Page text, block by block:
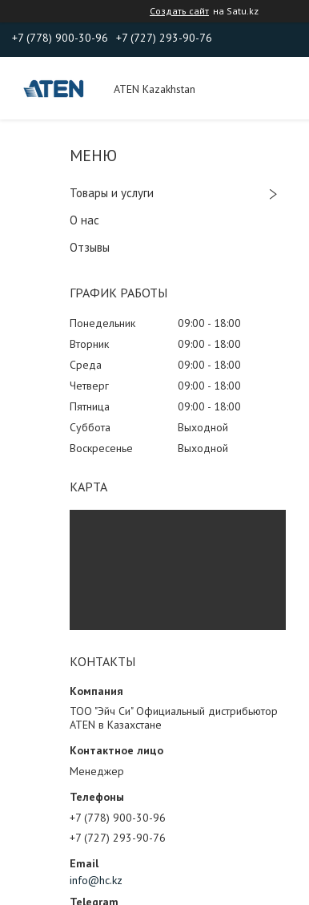
Создать сайт на Satu.kz
+7 (778) 900-30-96 +7 (727) 293-90-76
ATEN Kazakhstan
Товары и услуги
О нас
Отзывы
ГРАФИК РАБОТЫ
Понедельник 09:00
18:00
Вторник
09:00
18:00
Среда
09:00
18:00
Четверг
09:00
18:00
Пятница
09:00
18:00
Суббота
Выходной
Воскресенье
Выходной
КАРТА
КОНТАКТЫ
ТОО "Эйч Си" Официальный дистрибьютор
ATEN в Казахстане
Менеджер
+7 (778) 900-30-96
+7 (727) 293-90-76
info@hc.kz